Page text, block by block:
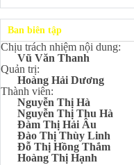
Giải Ba kỳ thi chọn HSG cấp
tỉnh môn Toán.
Đinh Anh Thư - Lớp 9A3
Giải Nhì kỳ thi chọn HSG cấp
tỉnh môn Sinh học.
Chu Quang Lượng - Lớp
9A3
Giải Ba kỳ thi chọn HSG cấp
tỉnh môn Toán.
Lê Minh Chiến- Lớp 9A3
Giải Ba kỳ thi chọn HSG cấp
tỉnh môn Sinh học.
Ban biên tập
Chịu trách nhiệm nội dung:
Vũ Văn Thanh
Quản trị:
Hoàng Hải Dương
Thành viên:
Nguyễn Thị Hà
Nguyễn Thị Thu Hà
Đàm Thị Hải Âu
Đào Thị Thùy Linh
Đỗ Thị Hồng Thắm
Hoàng Thị Hạnh